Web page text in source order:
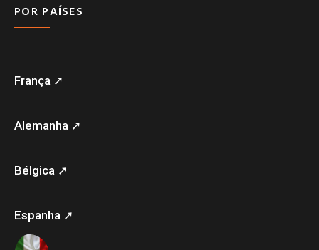
POR PAÍSES
França ➚
Alemanha ➚
Bélgica ➚
Espanha ➚